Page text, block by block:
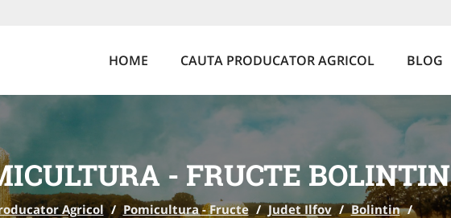
HOME CAUTA PRODUCATOR AGRICOL BLOG
- FRUCTE BOLINTIN
Agricol / Pomicultura - Fructe / Judet Ilfov / Bolintin /